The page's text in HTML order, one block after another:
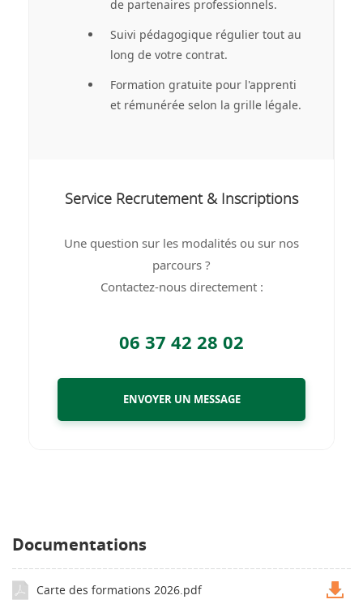
de partenaires professionnels.
Suivi pédagogique régulier tout au
long de votre contrat.
Formation gratuite pour l'apprenti
et rémunérée selon la grille légale.
Service Recrutement & Inscriptions
Une question sur les modalités ou sur nos
parcours ?
Contactez-nous directement :
06 37 42 28 02
ENVOYER UN MESSAGE
Documentations
Carte des formations 2026.pdf